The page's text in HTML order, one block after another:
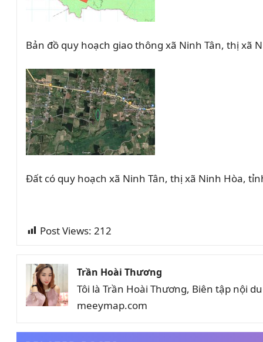
Bản đồ quy hoạch giao thông xã Ninh Tân, thị xã
Đất có quy hoạch xã Ninh Tân, thị xã Ninh Hòa,
Post Views: 212
Trần Hoài Thương
Tôi là Trần Hoài Thương, Biên tập nội
meeymap.com